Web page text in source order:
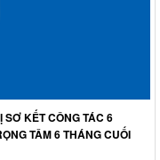
KẾT CÔNG TÁC 6
TÂM 6 THÁNG CUỐI